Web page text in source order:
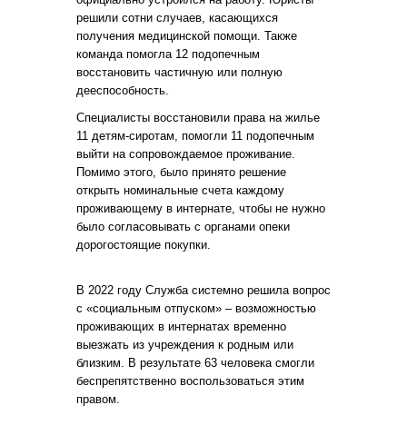
Специалисты восстановили права на жилье
11 детям-сиротам, помогли 11 подопечным
выйти на сопровождаемое проживание.
Помимо этого, было принято решение
открыть номинальные счета каждому
проживающему в интернате, чтобы не нужно
было согласовывать с органами опеки
дорогостоящие покупки.
решили сотни случаев, касающихся
получения медицинской помощи. Также
команда помогла 12 подопечным
восстановить частичную или полную
дееспособность.
В 2022 году Служба системно решила вопрос
с «социальным отпуском» – возможностью
проживающих в интернатах временно
выезжать из учреждения к родным или
близким. В результате 63 человека смогли
беспрепятственно воспользоваться этим
правом.